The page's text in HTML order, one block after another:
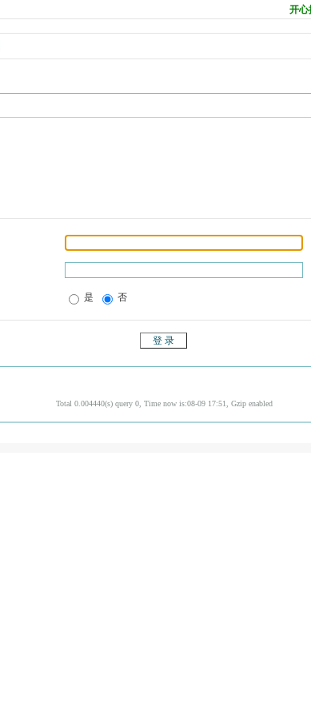
开心
是 否
Total 0.004440(s) query 0, Time now is:08-09 17:51, Gzip enabled